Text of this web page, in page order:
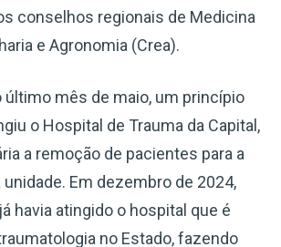
conselhos regionais de Medicina
e Agronomia (Crea).
último mês de maio, um princípio
o Hospital de Trauma da Capital,
a remoção de pacientes para a
unidade. Em dezembro de 2024,
havia atingido o hospital que é
no Estado, fazendo